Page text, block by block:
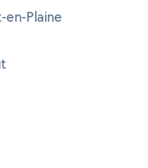
en-Plaine